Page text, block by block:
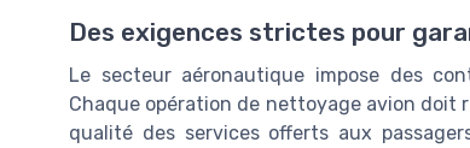
Des exigences strictes pour
Le secteur aéronautique impose des
Chaque opération de nettoyage avion doit
qualité des services offerts aux